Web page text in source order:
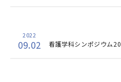
2022
09.02 看護学科シンポジウム